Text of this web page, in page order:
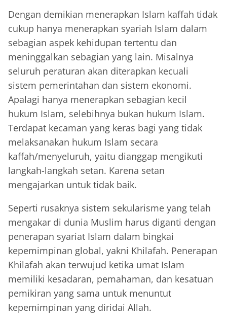
Dengan demikian menerapkan Islam kaffah tidak
cukup hanya menerapkan syariah Islam dalam
sebagian aspek kehidupan tertentu dan
meninggalkan sebagian yang lain. Misalnya
seluruh peraturan akan diterapkan kecuali
sistem pemerintahan dan sistem ekonomi.
Apalagi hanya menerapkan sebagian kecil
hukum Islam, selebihnya bukan hukum Islam.
Terdapat kecaman yang keras bagi yang tidak
melaksanakan hukum Islam secara
kaffah/menyeluruh, yaitu dianggap mengikuti
langkah-langkah setan. Karena setan
mengajarkan untuk tidak baik.
Seperti rusaknya sistem sekularisme yang telah
mengakar di dunia Muslim harus diganti dengan
penerapan syariat Islam dalam bingkai
kepemimpinan global, yakni Khilafah. Penerapan
Khilafah akan terwujud ketika umat Islam
memiliki kesadaran, pemahaman, dan kesatuan
pemikiran yang sama untuk menuntut
kepemimpinan yang diridai Allah.